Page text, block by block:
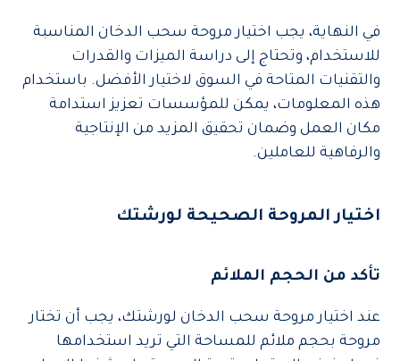
في النهاية، يجب اختيار مروحة سحب الدخان المناسبة
للاستخدام، وتحتاج إلى دراسة الميزات والقدرات
والتقنيات المتاحة في السوق لاختيار الأفضل. باستخدام
هذه المعلومات، يمكن للمؤسسات تعزيز استدامة
مكان العمل وضمان تحقيق المزيد من الإنتاجية
والرفاهية للعاملين.
اختيار المروحة الصحيحة لورشتك
تأكد من الحجم الملائم
عند اختيار مروحة سحب الدخان لورشتك، يجب أن تختار
مروحة بحجم ملائم للمساحة التي تريد استخدامها